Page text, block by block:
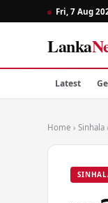
Fri, 7 Aug
Lanka
Latest
Home › Sinhala ›